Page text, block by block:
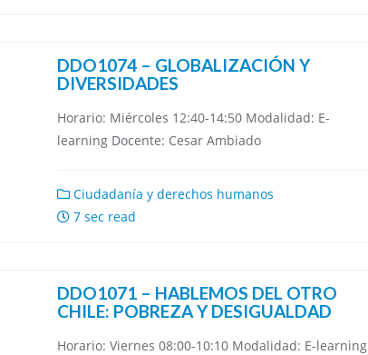
DDO1074 – GLOBALIZACIÓN Y
DIVERSIDADES
Horario: Miércoles 12:40-14:50 Modalidad: E-
learning Docente: Cesar Ambiado
Ciudadanía y derechos humanos
7 sec read
DDO1071 – HABLEMOS DEL OTRO
CHILE: POBREZA Y DESIGUALDAD
Horario: Viernes 08:00-10:10 Modalidad: E-learning